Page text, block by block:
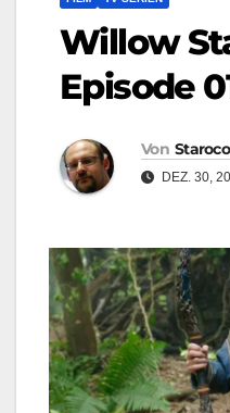
Willow
Episode
Von
DEZ. 30,